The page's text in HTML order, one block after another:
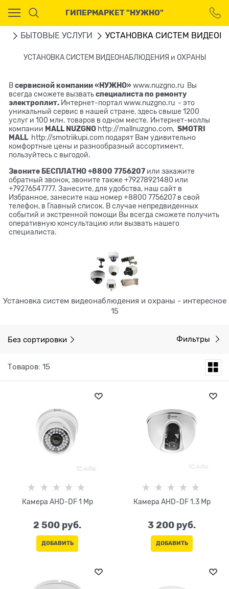
ГИПЕРМАРКЕТ "НУЖНО"
БЫТОВЫЕ УСЛУГИ УСТАНОВКА СИСТЕМ
УСТАНОВКА СИСТЕМ ВИДЕОНАБЛЮДЕНИЯ и ОХРАНЫ
Всервисной компании «НУЖНО» www.nuzgno.ru Вы
всегда сможете вызватьспециалиста по ремонту
электроплит. Интернет-порталwww.nuzgno.ru - это
уникальный сервис в нашей стране, здесь свыше 1200
услуг и 100 млн. товаров в одном месте. Интернет-моллы
компании MALL NUZGNO http://mallnuzgno.com,SMOTRI
MALL http://smotriikupi.com подарят Вам удивительно
комфортные цены и разнообразный ассортимент,
пользуйтесь с выгодой.
Звоните БЕСПЛАТНО +8800 7756207 или закажите
обратный звонок, звоните также +79278921480 или
+79276547777. Занесите, для удобства, наш сайт в
Избранное, занесите наш номер +8800 7756207 в свой
телефон, в Главный список. В случае непредвиденных
событий и экстренной помощи Вы всегда сможете получить
оперативную консультацию или вызвать нашего
специалиста.
Установка систем видеонаблюдения и охраны - интересное
15
Без сортировки Фильтры
Товаров: 15
Камера AHD-DF 1 Mp
2 500 руб.
ДОБАВИТЬ
Камера AHD-DF 1.3 Mp
3 200 руб.
ДОБАВИТЬ
Ваш город - Москва,
угадали?
ДА НЕТ